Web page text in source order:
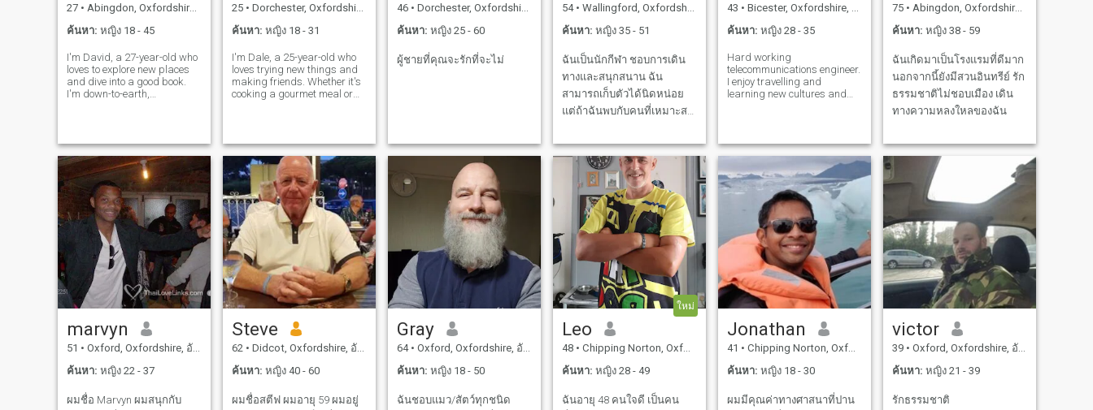
ที่ 9 พฤศจิกายนเป็นเวลา 5 วัน
หวังว่าจะได้พบกับผู้หญิงที่ดี
27 • Abingdon, Oxfordshire, อังกฤษ
ค้นหา: หญิง 18 - 45
I'm David, a 27-year-old who
loves to explore new places
and dive into a good book.
I'm down-to-earth,
trying out new restaurants.
I'm looking for someone who
shares
25 • Dorchester, Oxfordshire, อังกฤษ
ค้นหา: หญิง 18 - 31
I'm Dale, a 25-year-old who
loves trying new things and
making friends. Whether it's
cooking a gourmet meal or
and enjoy spending time with
people who share my
passion
46 • Dorchester, Oxfordshire, อังกฤษ
ค้นหา: หญิง 25 - 60
ผู้ชายที่คุณจะรักที่จะไม่
54 • Wallingford, Oxfordshire, อังกฤษ
ค้นหา: หญิง 35 - 51
ฉันเป็นนักกีฬา ชอบการเดิน
ทางและสนุกสนาน ฉัน
สามารถเก็บตัวได้นิดหน่อย
แต่ถ้าฉันพบกับคนที่เหมาะสม
43 • Bicester, Oxfordshire, อังกฤษ
ค้นหา: หญิง 28 - 35
Hard working
telecommunications engineer.
I enjoy travelling and
learning new cultures and
new language.
75 • Abingdon, Oxfordshire, อังกฤษ
ค้นหา: หญิง 38 - 59
ฉันเกิดมาเป็นโรงแรมที่ดีมาก
นอกจากนี้ยังมีสวนอินทรีย์ รัก
ธรรมชาติไม่ชอบเมือง เดิน
ทางความหลงใหลของฉัน
marvyn
51 • Oxford, Oxfordshire, อังกฤษ
ค้นหา: หญิง 22 - 37
ผมชื่อ Marvyn ผมสนุกกับ
Steve
62 • Didcot, Oxfordshire, อังกฤษ
ค้นหา: หญิง 40 - 60
ผมชื่อสตีฟ ผมอายุ 59 ผมอยู่
Gray
64 • Oxford, Oxfordshire, อังกฤษ
ค้นหา: หญิง 18 - 50
ฉันชอบแมว/สัตว์ทุกชนิด
ใหม่
Leo
48 • Chipping Norton, Oxfordshire, อังกฤษ
ค้นหา: หญิง 28 - 49
ฉันอายุ 48 คนใจดี เป็นคน
Jonathan
41 • Chipping Norton, Oxfordshire, อังกฤษ
ค้นหา: หญิง 18 - 30
ผมมีคุณค่าทางศาสนาที่ปาน
victor
39 • Oxford, Oxfordshire, อังกฤษ
ค้นหา: หญิง 21 - 39
รักธรรมชาติ